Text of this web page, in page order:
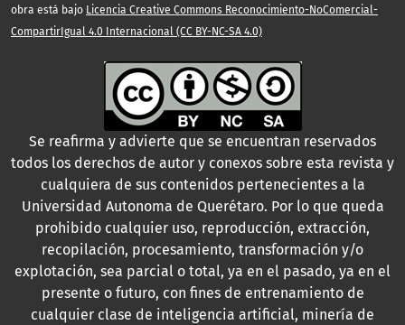
obra está bajo Licencia Creative Commons Reconocimiento-NoComercial-
CompartirIgual 4.0 Internacional (CC BY-NC-SA 4.0)
Se reafirma y advierte que se encuentran reservados
todos los derechos de autor y conexos sobre esta revista y
cualquiera de sus contenidos pertenecientes a la
Universidad Autonoma de Querétaro. Por lo que queda
prohibido cualquier uso, reproducción, extracción,
recopilación, procesamiento, transformación y/o
explotación, sea parcial o total, ya en el pasado, ya en el
presente o futuro, con fines de entrenamiento de
cualquier clase de inteligencia artificial, minería de